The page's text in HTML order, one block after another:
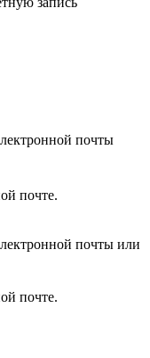
почты
почте.
почты или
почте.